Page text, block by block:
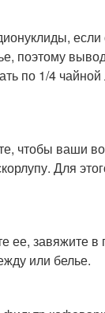
поэтому
по 1/4
чтобы ваши
Для
ее, завяжите в
или белье.